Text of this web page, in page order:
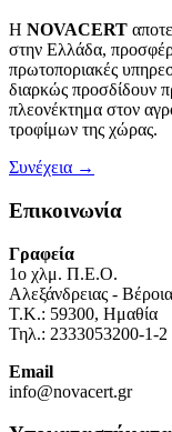
Η NOVACERT
στην Ελλάδα,
πρωτοποριακές
διαρκώς προσδίδουν
πλεονέκτημα στον
τροφίμων της χώρας.
Συνέχεια →
Επικοινωνία
Γραφεία
1o χλμ. Π.Ε.Ο.
Αλεξάνδρειας -
Τ.Κ.: 59300, Ημαθία
Τηλ.: 2333053200-1-2
Email
info@novacert.gr